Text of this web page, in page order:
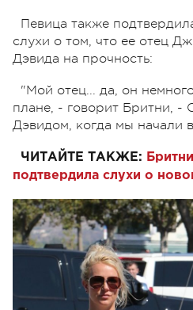
Певица также
слухи о том, что ее отец
Дэвида на прочность:
"Мой отец... да, он
плане, - говорит Бритни, -
Дэвидом, когда мы начали
ЧИТАЙТЕ ТАКЖЕ:
подтвердила слухи о